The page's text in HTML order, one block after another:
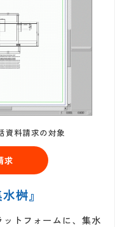
資料請求の対象
求
桝』
トフォームに、集水